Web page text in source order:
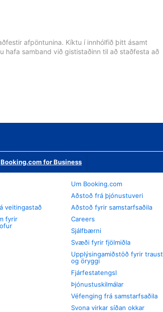
afpöntunina. Kíktu í innhólfið þitt ásamt
hafa samband við gististaðinn til að staðfesta að
Booking.com for Business
veitingastað
fyrir
Um Booking.com
Aðstoð frá þjónustuveri
Aðstoð fyrir samstarfsaðila
Careers
Sjálfbærni
Svæði fyrir fjölmiðla
Upplýsingamiðstöð fyrir traust
og öryggi
Fjárfestatengsl
Þjónustuskilmálar
Véfenging frá samstarfsaðila
Svona virkar síðan okkar